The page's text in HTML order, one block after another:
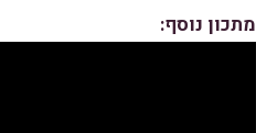
מתכון נוסף: